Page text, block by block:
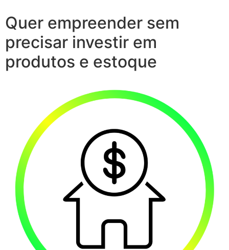
Quer empreender sem
precisar investir em
produtos e estoque